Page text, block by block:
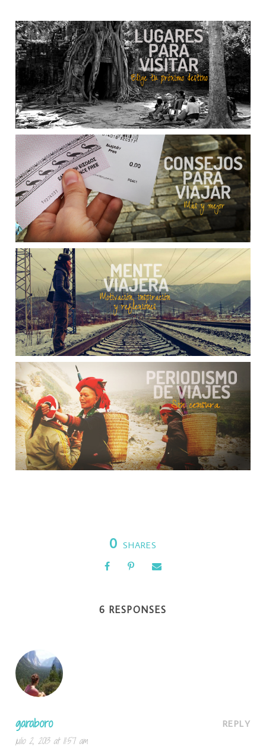
0 SHARES
6 RESPONSES
garaboro
julio 2, 2013 at 11:57 am
REPLY